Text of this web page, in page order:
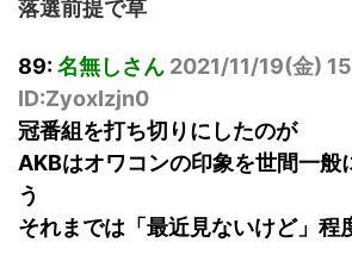
落選前提で草
89:名無しさん 2021/11/19(金)
ID:ZyoxIzjn0
冠番組を打ち切りにしたのが
AKBはオワコンの印象を世間一般
う
それまでは「最近見ないけど」程